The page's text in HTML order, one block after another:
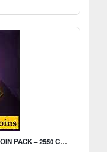
SEA OF THIEVES CAPTAIN’S ANCIENT COIN PACK – 2550 COINS